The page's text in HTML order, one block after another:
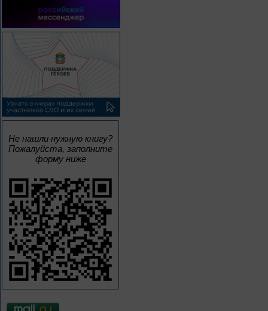
Не нашли нужную книгу?
Пожалуйста, заполните
форму ниже